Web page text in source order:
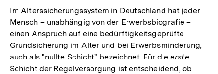
Im Alterssicherungssystem in Deutschland hat jeder
Mensch – unabhängig von der Erwerbsbiografie –
einen Anspruch auf eine bedürftigkeitsgeprüfte
Grundsicherung im Alter und bei Erwerbsminderung,
auch als "nullte Schicht" bezeichnet. Für dieerste
Schicht der Regelversorgung ist entscheidend, ob